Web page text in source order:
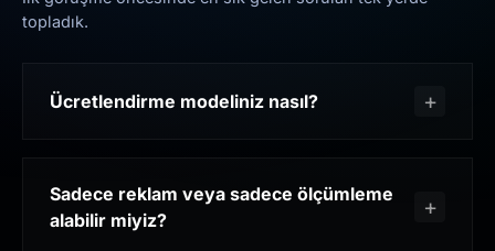
topladık.
Ücretlendirme modeliniz nasıl?
Sadece reklam veya sadece ölçümleme
alabilir miyiz?